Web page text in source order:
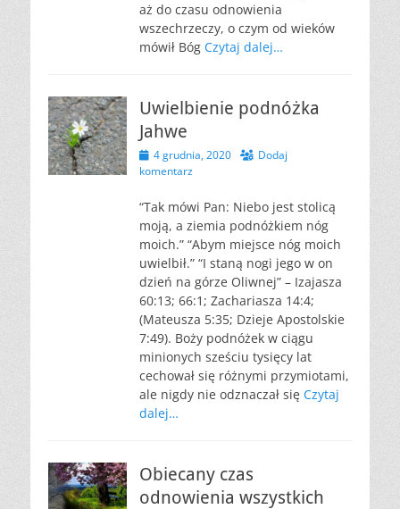
aż do czasu odnowienia
wszechrzeczy, o czym od wieków
mówił Bóg Czytaj dalej…
Uwielbienie podnóżka
Jahwe
Opublikowano
4 grudnia, 2020
Dodaj
komentarz
“Tak mówi Pan: Niebo jest stolicą
moją, a ziemia podnóżkiem nóg
moich.” “Abym miejsce nóg moich
uwielbił.” “I staną nogi jego w on
dzień na górze Oliwnej” – Izajasza
60:13; 66:1; Zachariasza 14:4;
(Mateusza 5:35; Dzieje Apostolskie
7:49). Boży podnóżek w ciągu
minionych sześciu tysięcy lat
cechował się różnymi przymiotami,
ale nigdy nie odznaczał się Czytaj
dalej…
Obiecany czas
odnowienia wszystkich